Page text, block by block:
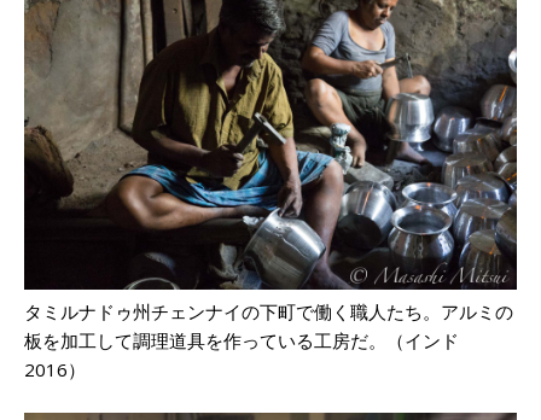
タミルナドゥ州チェンナイの下町で働く職人たち。アルミの
板を加工して調理道具を作っている工房だ。（インド
2016）